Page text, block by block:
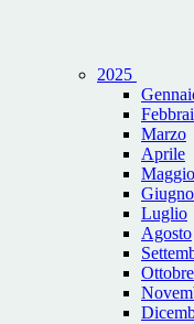
2025
Marzo
Aprile
Maggio
Giugno
Luglio
Agosto
Ottobre